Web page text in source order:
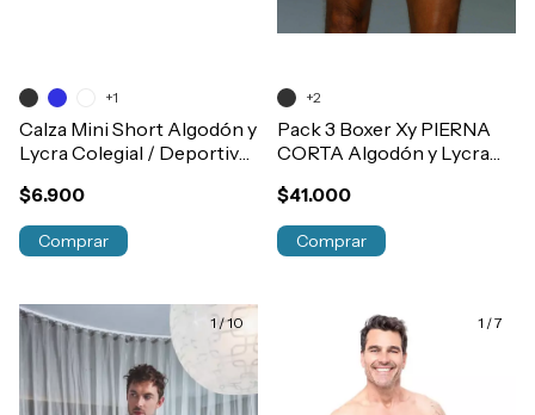
Calza Mini Short Algodón y
Lycra Colegial / Deportiva
$6.900
+1
Comprar
Pack 3 Boxer Xy PIERNA
CORTA Algodón y Lycra
Art.1387
$41.000
+2
Comprar
1 /10 1 /7